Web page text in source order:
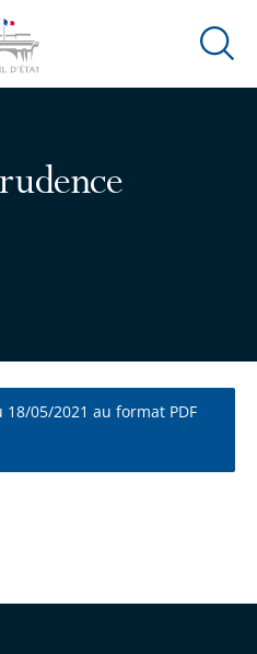
Ouvrir
05/2021 au format PDF